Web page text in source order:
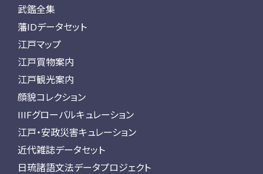
武鑑全集
藩IDデータセット
江戸マップ
江戸買物案内
江戸観光案内
顔貌コレクション
IIIFグローバルキュレーション
江戸・安政災害キュレーション
近代雑誌データセット
日琉諸語文法データプロジェクト